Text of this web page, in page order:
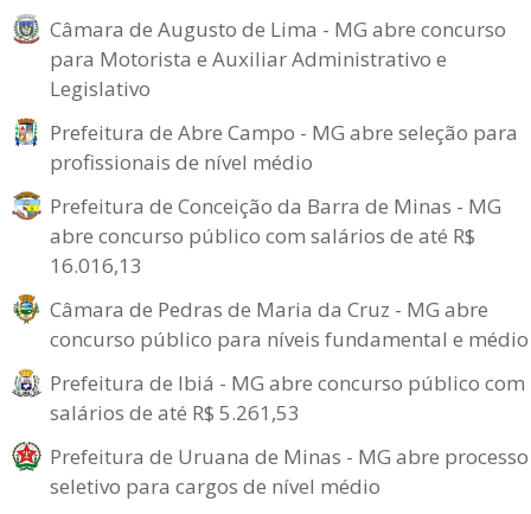
Câmara de Augusto de Lima - MG abre concurso
para Motorista e Auxiliar Administrativo e
Legislativo
Prefeitura de Abre Campo - MG abre seleção para
profissionais de nível médio
Prefeitura de Conceição da Barra de Minas - MG
abre concurso público com salários de até R$
16.016,13
Câmara de Pedras de Maria da Cruz - MG abre
concurso público para níveis fundamental e médio
Prefeitura de Ibiá - MG abre concurso público com
salários de até R$ 5.261,53
Prefeitura de Uruana de Minas - MG abre processo
seletivo para cargos de nível médio